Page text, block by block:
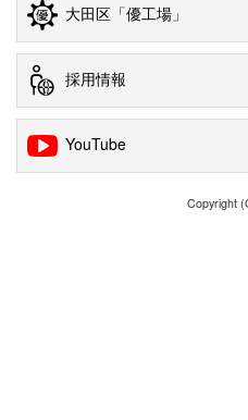
大田区「優工場」
採用情報
YouTube
Copyright